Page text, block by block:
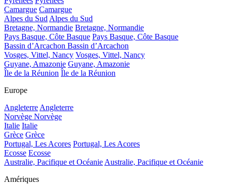
Camargue Camargue
Alpes du Sud Alpes du Sud
Bretagne, Normandie Bretagne, Normandie
Pays Basque, Côte Basque Pays Basque, Côte Basque
Bassin d’Arcachon Bassin d’Arcachon
Vosges, Vittel, Nancy Vosges, Vittel, Nancy
Guyane, Amazonie Guyane, Amazonie
Île de la Réunion Île de la Réunion
Europe
Angleterre Angleterre
Norvège Norvège
Italie Italie
Grèce Grèce
Portugal, Les Acores Portugal, Les Acores
Ecosse Ecosse
Australie, Pacifique et Océanie Australie, Pacifique et Océanie
Amériques